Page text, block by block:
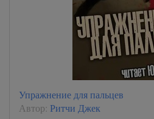
Упражнение для пальцев
Автор: Ритчи Джек